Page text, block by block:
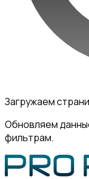
Загружаем
Обновляем
фильтрам.